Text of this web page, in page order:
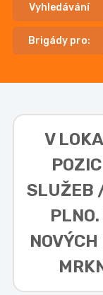
Vyhledávání
Brigády pro:
V
SLUŽEB